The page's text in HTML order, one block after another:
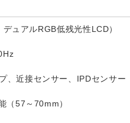
ュアルRGB低残光性LCD）
、近接センサー、IPDセンサー
（57～70mm）